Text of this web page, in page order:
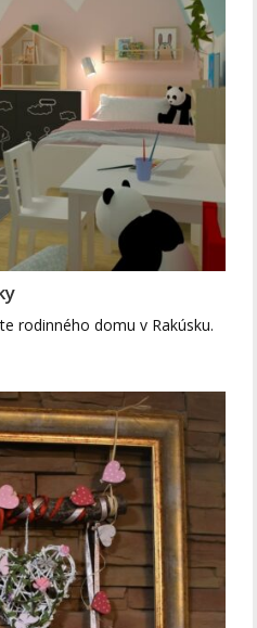
rodinného domu v Rakúsku.